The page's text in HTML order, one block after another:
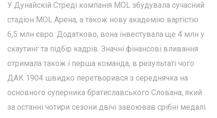
У Дунайскій Стреді компанія MOL збудувала сучасний
стадіон MOL Арена, а також нову академію вартістю
6,5 млн євро. Додатково, вона інвестувала ще 4 млн у
скаутинг та підбір кадрів. Значні фінансові вливання
отримала також і перша команда, в результаті чого
ДАК 1904 швидко перетворився з середнячка на
основного суперника братиславського Слована, який
за останні чотири сезони двічі завоював срібні медалі.